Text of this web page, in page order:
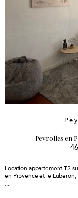
Peyrolles en
Location appartement T2
en Provence et le Luberon,
...